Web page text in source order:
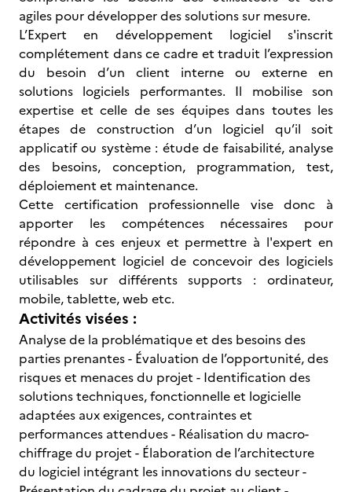
agiles pour développer des solutions sur mesure.
L’Expert en développement logiciel s'inscrit
complétement dans ce cadre et traduit l’expression
du besoin d’un client interne ou externe en
solutions logiciels performantes. Il mobilise son
expertise et celle de ses équipes dans toutes les
étapes de construction d’un logiciel qu’il soit
applicatif ou système : étude de faisabilité, analyse
des besoins, conception, programmation, test,
déploiement et maintenance.
Cette certification professionnelle vise donc à
apporter les compétences nécessaires pour
répondre à ces enjeux et permettre à l'expert en
développement logiciel de concevoir des logiciels
utilisables sur différents supports : ordinateur,
mobile, tablette, web etc.
Activités visées :
Analyse de la problématique et des besoins des
parties prenantes - Évaluation de l’opportunité, des
risques et menaces du projet - Identification des
solutions techniques, fonctionnelle et logicielle
adaptées aux exigences, contraintes et
performances attendues - Réalisation du macro-
chiffrage du projet - Élaboration de l’architecture
du logiciel intégrant les innovations du secteur -